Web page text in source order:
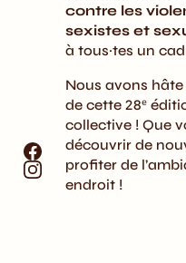
contre les
sexistes et
à tous·tes un
Nous avons
de cette 28ᵉ
collective ! Que
découvrir de
profiter de
endroit !